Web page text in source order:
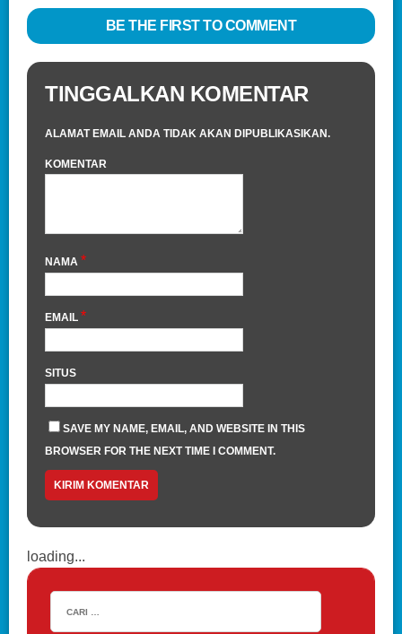
BE THE FIRST TO COMMENT
TINGGALKAN KOMENTAR
ALAMAT EMAIL ANDA TIDAK AKAN DIPUBLIKASIKAN.
KOMENTAR
NAMA *
EMAIL *
SITUS
SAVE MY NAME, EMAIL, AND WEBSITE IN THIS
BROWSER FOR THE NEXT TIME I COMMENT.
loading...